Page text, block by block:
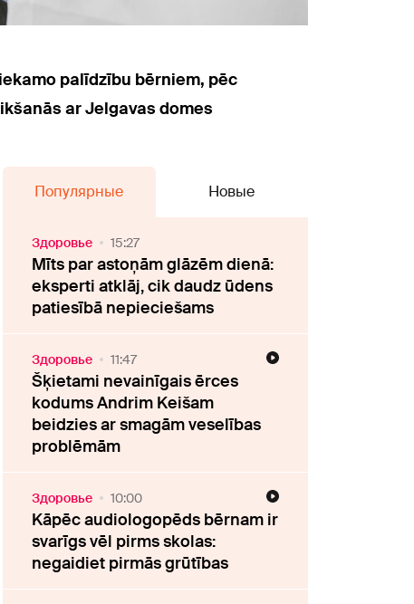
palīdzību bērniem, pēc
ar Jelgavas domes
Популярные Новые
Здоровье 15:27
Mīts par astoņām glāzēm dienā:
eksperti atklāj, cik daudz ūdens
patiesībā nepieciešams
Здоровье 11:47
Šķietami nevainīgais ērces
kodums Andrim Keišam
beidzies ar smagām veselības
problēmām
Здоровье 10:00
Kāpēc audiologopēds bērnam ir
svarīgs vēl pirms skolas:
negaidiet pirmās grūtības